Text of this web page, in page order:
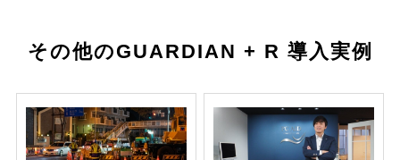
その他のGUARDIAN + R 導入実例